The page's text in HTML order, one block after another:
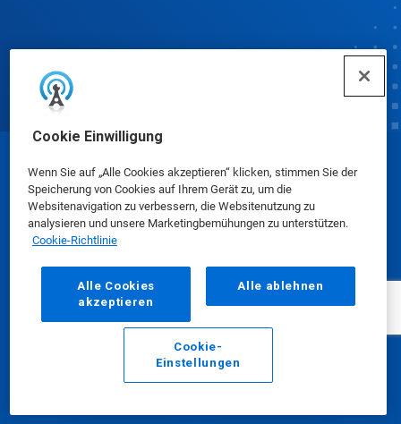
Cookie Einwilligung
Wenn Sie auf „Alle Cookies akzeptieren“ klicken, stimmen Sie der
Speicherung von Cookies auf Ihrem Gerät zu, um die
Websitenavigation zu verbessern, die Websitenutzung zu
analysieren und unsere Marketingbemühungen zu unterstützen.
Cookie-Richtlinie
Alle Cookies
akzeptieren
Alle ablehnen
Cookie-
Einstellungen
E-Mail Anrufen
© Ecolab Inc. 2025
Sicherheitsdatenblätter|Datenschutzrichtlinie